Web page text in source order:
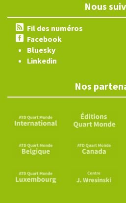
Nous
Fil des numéros
Facebook
Bluesky
Linkedin
Nos